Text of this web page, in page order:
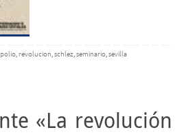
, revolucion,schlez,seminario,sevilla
«La revolución